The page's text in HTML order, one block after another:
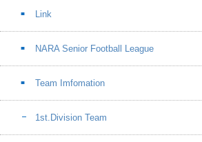
Link
NARA Senior Football League
Team Imfomation
1st.Division Team